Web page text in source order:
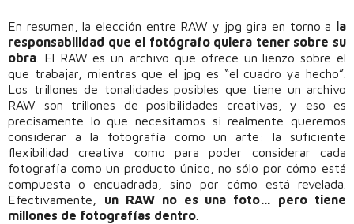
En resumen, la elección entre RAW y jpg gira en torno a la
responsabilidad que el fotógrafo quiera tener sobre su
obra . El RAW es un archivo que ofrece un lienzo sobre el
que trabajar, mientras que el jpg es “el cuadro ya hecho”.
Los trillones de tonalidades posibles que tiene un archivo
RAW son trillones de posibilidades creativas, y eso es
precisamente lo que necesitamos si realmente queremos
considerar a la fotografía como un arte: la suficiente
flexibilidad creativa como para poder considerar cada
fotografía como un producto único, no sólo por cómo está
compuesta o encuadrada, sino por cómo está revelada.
Efectivamente, un RAW no es una foto… pero tiene
millones de fotografías dentro